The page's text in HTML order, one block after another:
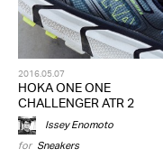
2016.05.07
HOKA ONE ONE
CHALLENGER ATR 2
Issey Enomoto
for Sneakers